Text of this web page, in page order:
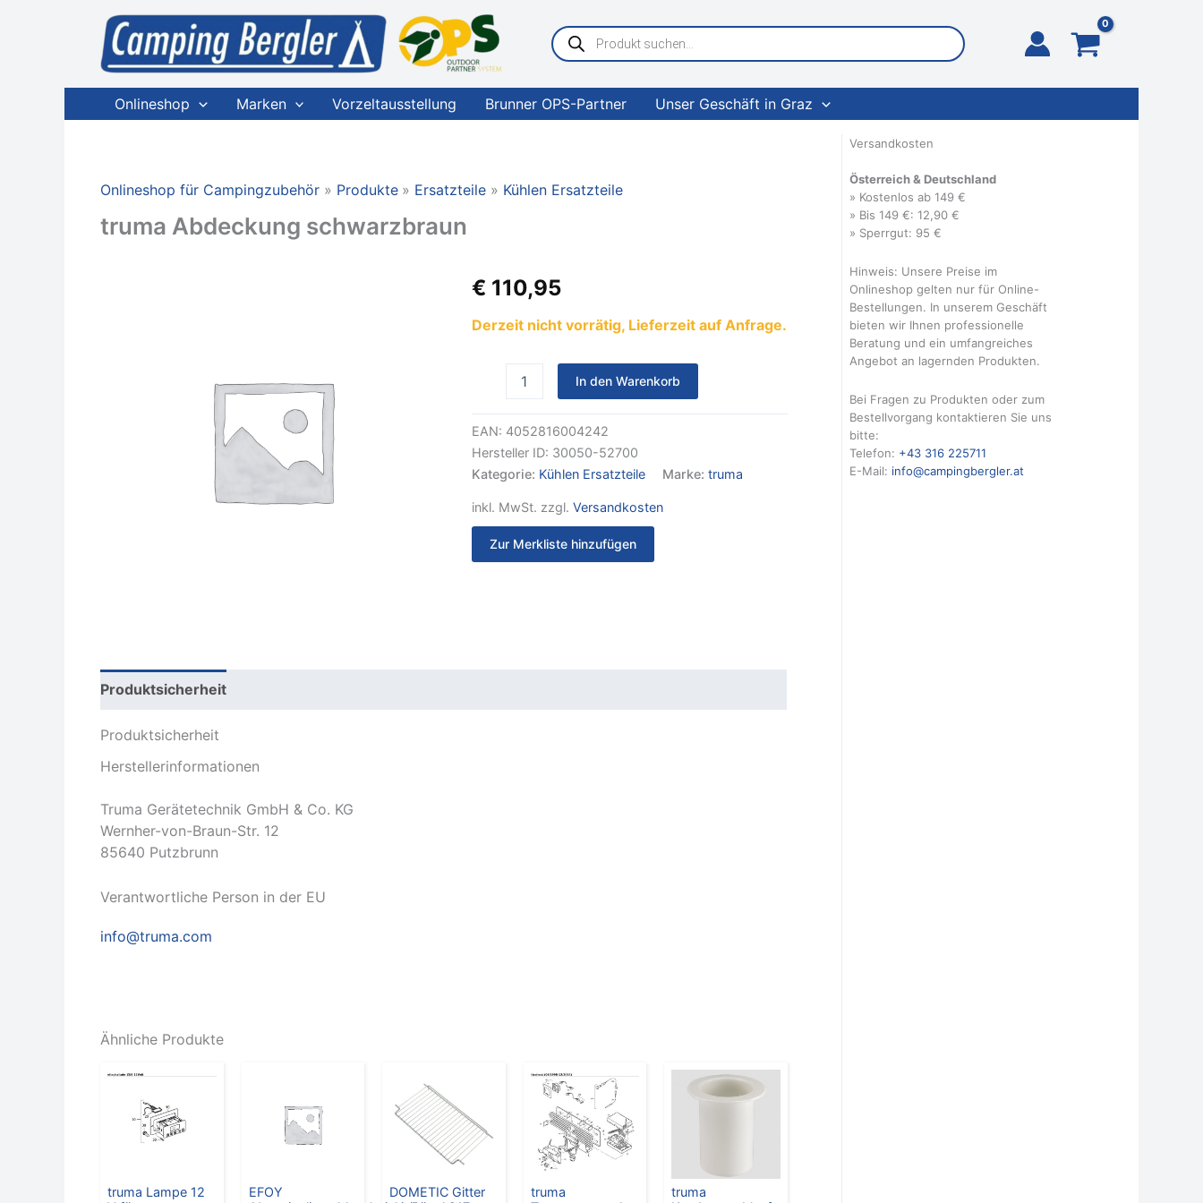
Products
search
Onlineshop Marken Vorzeltausstellung Brunner OPS-Partner Unser Geschäft in Graz
Onlineshop für Campingzubehör Produkte Ersatzteile Kühlen Ersatzteile
truma Abdeckung schwarzbraun
€ 110,95
Derzeit nicht vorrätig, Lieferzeit auf Anfrage.
truma
Abdeckung
Menge
In den Warenkorb
EAN: 4052816004242
Hersteller ID: 30050-52700
Kategorie: Kühlen Ersatzteile Marke: truma
inkl. MwSt. zzgl. Versandkosten
Zur Merkliste hinzufügen
Produktsicherheit
Produktsicherheit
Herstellerinformationen
Truma Gerätetechnik GmbH & Co. KG
Wernher-von-Braun-Str. 12
85640 Putzbrunn
Verantwortliche Person in der EU
info@truma.com
Ähnliche Produkte
truma Lampe 12
EFOY
DOMETIC Gitter
truma
truma
Versandkosten
Österreich & Deutschland
» Kostenlos ab 149 €
» Bis 149 €: 12,90 €
» Sperrgut: 95 €
Hinweis: Unsere Preise im
Onlineshop gelten nur für Online-
Bestellungen. In unserem Geschäft
bieten wir Ihnen professionelle
Beratung und ein umfangreiches
Angebot an lagernden Produkten.
Bei Fragen zu Produkten oder zum
Bestellvorgang kontaktieren Sie uns
bitte:
Telefon: +43 316 225711
E-Mail: info@campingbergler.at